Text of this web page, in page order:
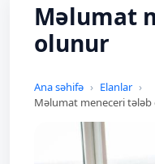
Məlumat
olunur
Ana səhifə
Elanlar
Məlumat meneceri